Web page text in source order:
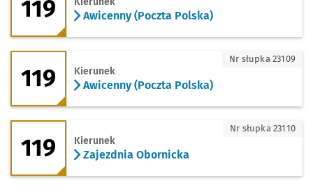
119 Awicenny (Poczta Polska)
119 - kierunek Awicenny (Poczta
119 Kierunek
Awicenny (Poczta Polska)
Nr słupka 23109
119 - kierunek Zajezdnia Obornicka
119 Kierunek
Zajezdnia Obornicka
Nr słupka 23110